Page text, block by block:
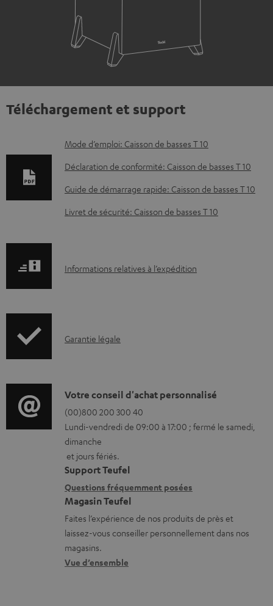
Téléchargement et support
D
o
u
m
t
l
h
a
r
g
e
a
b
l
e
s
Mode d’emploi: Caisson de basses T 10
Déclaration de conformité: Caisson de basses T 10
Guide de démarrage rapide: Caisson de basses T 10
Livret de sécurité: Caisson de basses T 10
I
r
t
i
o
n
s
r
e
l
a
t
Informations relatives à l’expédition
I
o
r
m
a
t
i
o
n
s
r
Garantie légale
D
é
t
a
i
l
s
c
o
n
Votre conseil d'achat personnalisé
(00)800 200 300 40
Lundi-vendredi de 09:00 à 17:00 ; fermé le samedi,
dimanche
et jours fériés.
Support Teufel
Questions fréquemment posées
Magasin Teufel
Faites l’expérience de nos produits de près et
laissez-vous conseiller personnellement dans nos
magasins.
Vue d’ensemble